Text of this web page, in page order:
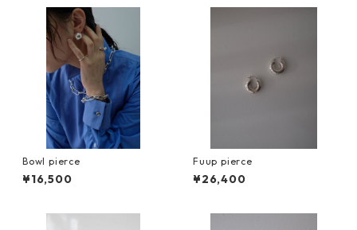
Bowl pierce
¥16,500
Fuup pierce
¥26,400